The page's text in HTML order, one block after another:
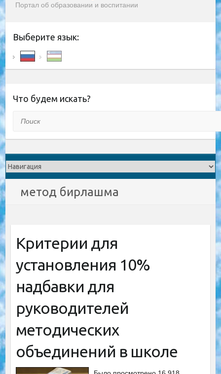
Портал об образовании и воспитании
Выберите язык:
Что будем искать?
метод бирлашма
Критерии для
установления 10%
надбавки для
руководителей
методических
объединений в школе